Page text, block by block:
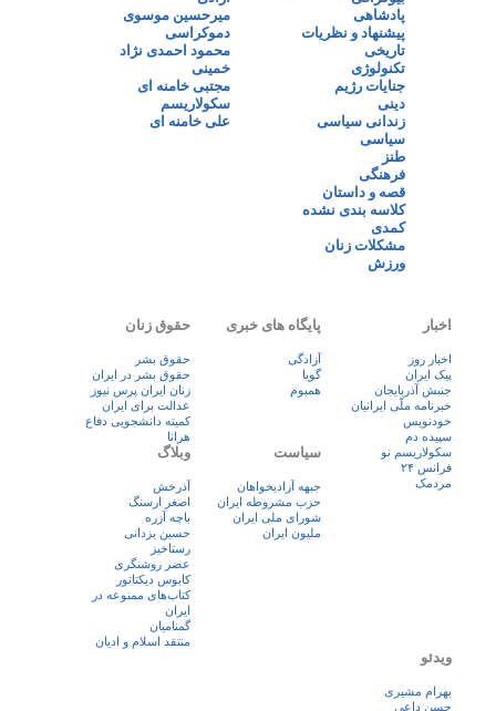
پادشاهی
پیشنهاد و نظریات
تاریخی
تکنولوژی
جنایات رژیم
دینی
زندانی سیاسی
سیاسی
طنز
فرهنگی
قصه و داستان
کلاسه بندی نشده
کمدی
مشکلات زنان
ورزش
میرحسین موسوی
دموکراسی
محمود احمدی نژاد
خمینی
مجتبی خامنه ای
سکولاریسم
علی خامنه ای
اخبار
اخبار روز
پيک ايران
جنبش آذربایجان
خبرنامه ملّی ایرانیان
خودنویس
سپیده دم
سکولاریسم نو
فرانس ۲۴
مردمک
پایگاه های خبری
آزادگی
گویا
همبوم
حقوق زنان
حقوق بشر
حقوق بشر در ایران
زنان ايران پرس نيوز
عدالت برای ایران
کمیته دانشجویی دفاع
هرانا
سیاست
جبهه آزادیخواهان
حزب مشروطه ایران
شورای ملی ایران
ملیون ایران
وبلاگ
آذرخش
اصغر ارسنگ
باچه آزره
حسین یزدانی
رستاخیز
عضر روشنگری
کابوس دیکتاتور
کتاب‌های ممنوعه در
ایران
گمنامیان
منتقد اسلام و ادیان
ویدئو
بهرام مشیری
حسن داعی